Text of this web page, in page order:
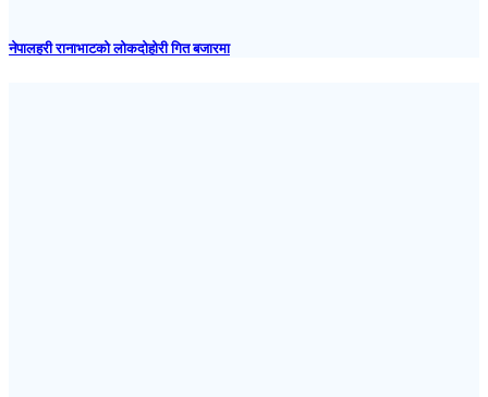
नेपालहरी रानाभाटको लोकदोहोरी गित बजारमा